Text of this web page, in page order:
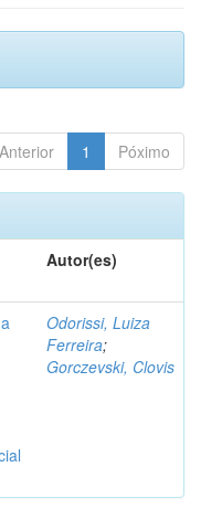
Anterior 1 Póximo
Autor(es)
Odorissi, Luiza
Ferreira;
Gorczevski, Clovis